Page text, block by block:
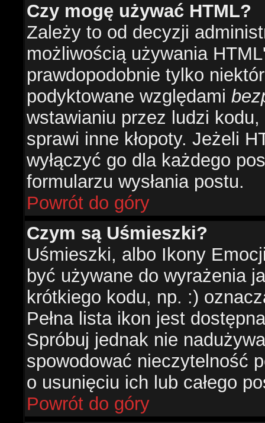
Czy mogę używać HTML?
Zależy to od decyzji
możliwością używania
prawdopodobnie tylko
podyktowane względami
wstawianiu przez ludzi
sprawi inne kłopoty. Jeżeli
wyłączyć go dla każdego
formularzu wysłania postu.
Powrót do góry
Czym są Uśmieszki?
Uśmieszki, albo Ikony
być używane do wyrażenia
krótkiego kodu, np. :)
Pełna lista ikon jest
Spróbuj jednak nie
spowodować nieczytelność
o usunięciu ich lub całego
Powrót do góry